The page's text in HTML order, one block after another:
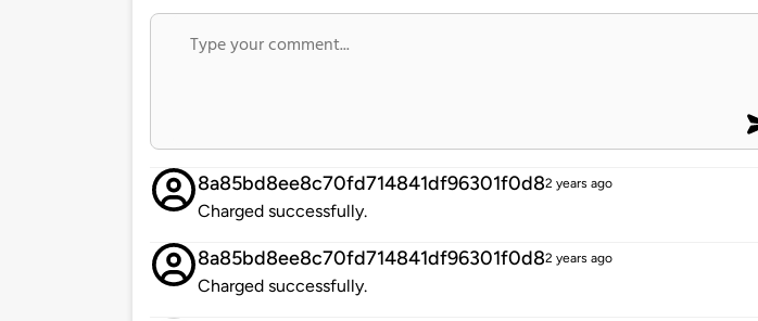
8a85bd8ee8c70fd714841df96301f0d82 years ago
Charged successfully.
8a85bd8ee8c70fd714841df96301f0d82 years ago
Charged successfully.